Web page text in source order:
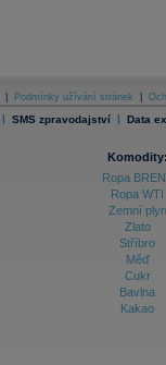
Podmínky užívání stránek
| SMS zpravodajství | Data
Komodity:
Ropa
Ropa WTI
Zemní plyn
Zlato
Stříbro
Měď
Cukr
Bavlna
Kakao